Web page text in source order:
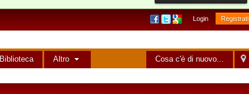
Login Registrati
Cosa c'è di nuovo...
Biblioteca Altro